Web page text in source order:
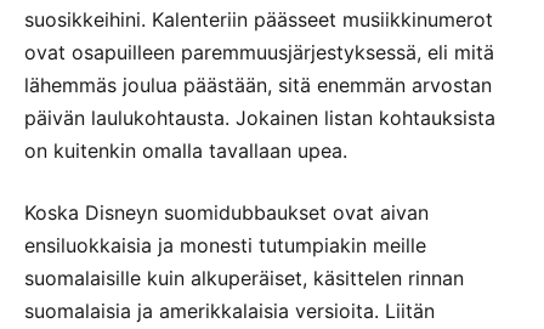
suosikkeihini. Kalenteriin päässeet musiikkinumerot
ovat osapuilleen paremmuusjärjestyksessä, eli mitä
lähemmäs joulua päästään, sitä enemmän arvostan
päivän laulukohtausta. Jokainen listan kohtauksista
on kuitenkin omalla tavallaan upea.
Koska Disneyn suomidubbaukset ovat aivan
ensiluokkaisia ja monesti tutumpiakin meille
suomalaisille kuin alkuperäiset, käsittelen rinnan
suomalaisia ja amerikkalaisia versioita. Liitän